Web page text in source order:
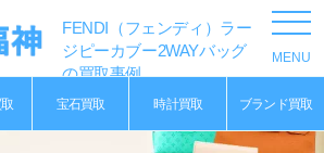
FENDI（フェンディ）ラー
ジピーカブー2WAYバッグ
の買取事例
宝石買取 時計買取 ブランド買取